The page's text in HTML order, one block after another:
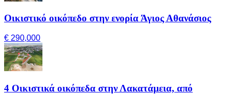
Οικιστικό οικόπεδο στην ενορία Άγιος Αθανάσιος
€ 290,000
4 Οικιστικά οικόπεδα στην Λακατάμεια, από